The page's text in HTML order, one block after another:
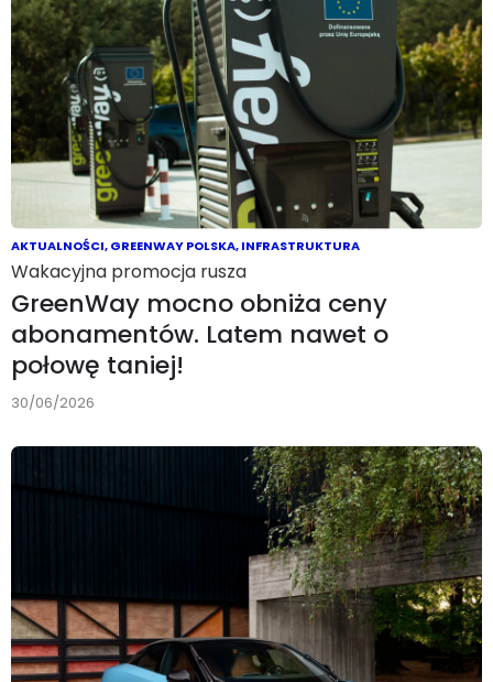
AKTUALNOŚCI,GREENWAY POLSKA,INFRASTRUKTURA
Wakacyjna promocja rusza
GreenWay mocno obniża ceny
abonamentów. Latem nawet o
połowę taniej!
30/06/2026